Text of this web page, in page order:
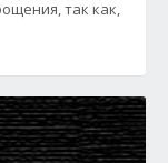
так как,